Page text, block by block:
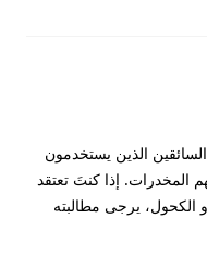
الذين يستخدمون
المخدرات. إذا كنتَ تعتقد
الكحول، يرجى مطالبته